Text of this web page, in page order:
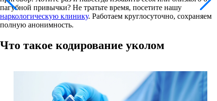
пагубной привычки? Не тратьте время, посетите нашу
наркологическую клинику. Работаем круглосуточно, сохраняем
полную анонимность.
Что такое кодирование уколом